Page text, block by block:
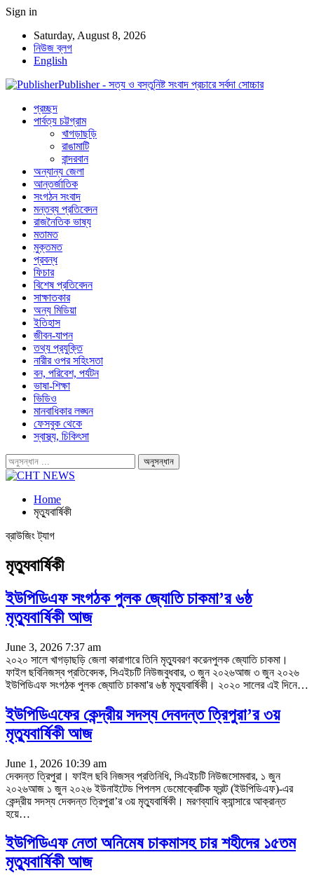
Sign in
Saturday, August 8, 2026
নিউজ ব্লগ
English
Publisher - সত্য ও বস্তুনিষ্ট সংবাদ প্রচারে সর্বদা সোচ্চার
প্রচ্ছদ
পার্বত্য চট্টগ্রাম
খাগড়াছড়ি
রাঙামাটি
বান্দরবান
অন্যান্য জেলা
আন্তর্জাতিক
সংগঠন সংবাদ
মন্তব্য প্রতিবেদন
রাজনৈতিক ভাষ্য
মতামত
মুক্তমত
প্রবন্ধ
ফিচার
বিশেষ প্রতিবেদন
সাক্ষাতকার
অন্য মিডিয়া
ইতিহাস
জীবন-যাপন
তথ্য প্রযুক্তি
নারীর ওপর সহিংসতা
বন, পরিবেশ, পর্যটন
ভাষা-শিক্ষা
ভিডিও
মানবাধিকার লঙ্ঘন
ফেসবুক থেকে
স্বাস্থ্য, চিকিৎসা
Home
মৃত্যুবার্ষিকী
ব্রাউজিং ট্যাগ
মৃত্যুবার্ষিকী
ইউপিডিএফ সংগঠক পুলক জ্যোতি চাকমা’র ৬ষ্ঠ
মৃত্যুবার্ষিকী আজ
June 3, 2026 7:37 am
২০২০ সালে খাগড়াছড়ি জেলা কারাগারে তিনি মৃত্যুবরণ করেনপুলক জ্যোতি চাকমা।
ফাইল ছবিনিজস্ব প্রতিবেদক, সিএইচটি নিউজবুধবার, ৩ জুন ২০২৬আজ ৩ জুন ২০২৬
ইউপিডিএফ সংগঠক পুলক জ্যোতি চাকমা'র ৬ষ্ঠ মৃত্যুবার্ষিকী। ২০২০ সালের এই দিনে…
ইউপিডিএফের কেন্দ্রীয় সদস্য দেবদন্ত ত্রিপুরা’র ৩য়
মৃত্যুবার্ষিকী আজ
June 1, 2026 10:39 am
দেবদন্ত ত্রিপুরা। ফাইল ছবি নিজস্ব প্রতিনিধি, সিএইচটি নিউজসোমবার, ১ জুন
২০২৬আজ ১ জুন ২০২৬ ইউনাইটেড পিপলস ডেমোক্রেটিক ফ্রন্ট (ইউপিডিএফ)-এর
কেন্দ্রীয় সদস্য দেবদন্ত ত্রিপুরা’র ৩য় মৃত্যুবার্ষিকী। মরণব্যাধি ক্যান্সারে আক্রান্ত
হয়ে…
ইউপিডিএফ নেতা অনিমেষ চাকমাসহ চার শহীদের ১৫তম
মৃত্যুবার্ষিকী আজ